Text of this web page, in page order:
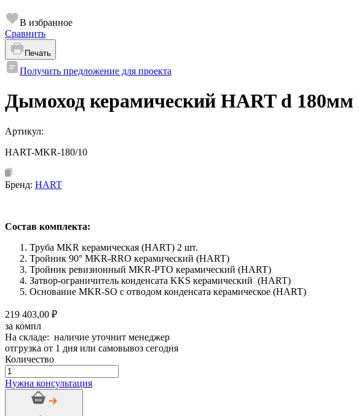
В избранное
Сравнить
Печать
Получить предложение для проекта
Дымоход керамический HART d
Артикул:
HART-MKR-180/10
Бренд: HART
Состав комплекта:
Труба MKR керамическая (HART) 2 шт.
Тройник 90° MKR-RRO керамический (HART)
Тройник ревизионный MKR-PTO керамический (HART)
Затвор-ограничитель конденсата KKS керамический (HART)
Основание MKR-SO с отводом конденсата керамическое (HART)
219 403,00 ₽
за компл
На складе: наличие уточнит менеджер
отгрузка от 1 дня или самовывоз сегодня
Количество
Количество
товара
Дымоход
керамический
Нужна консультация